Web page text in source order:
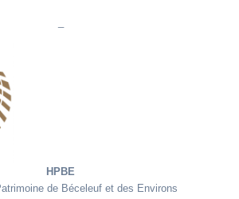
HPBE
de Béceleuf et des Environs